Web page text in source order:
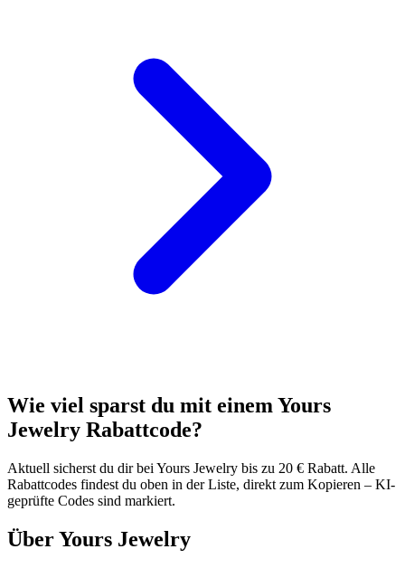
Wie viel sparst du mit einem Yours
Jewelry Rabattcode?
Aktuell sicherst du dir bei Yours Jewelry bis zu 20 € Rabatt. Alle
Rabattcodes findest du oben in der Liste, direkt zum Kopieren – KI-
geprüfte Codes sind markiert.
Über Yours Jewelry